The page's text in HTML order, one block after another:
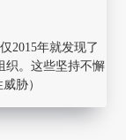
2015年就发现了
织。这些坚持不懈
胁）